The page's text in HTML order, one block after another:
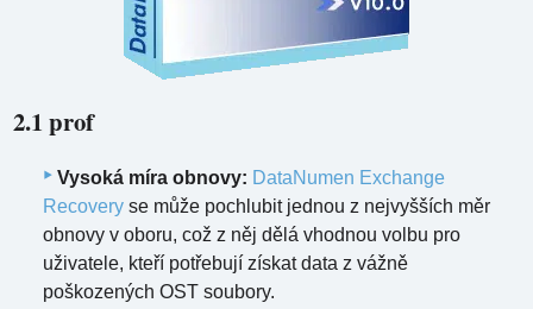
2.1 prof
Vysoká míra obnovy: DataNumen Exchange
Recovery se může pochlubit jednou z nejvyšších měr
obnovy v oboru, což z něj dělá vhodnou volbu pro
uživatele, kteří potřebují získat data z vážně
poškozených OST soubory.